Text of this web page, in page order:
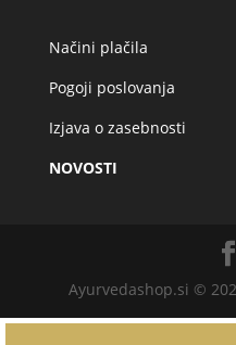
Načini plačila
Pogoji poslovanja
Izjava o zasebnosti
NOVOSTI
Ayurvedashop.si ©